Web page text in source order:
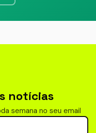
notícias
semana no seu email